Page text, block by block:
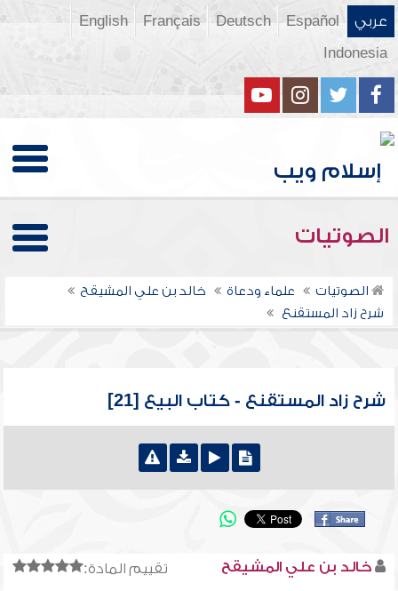
عربي Español
Deutsch
Français
English
Indonesia
الصوتيات
الصوتيات علماء ودعاة
خالد بن علي المشيقح
شرح زاد المستقنع
شرح زاد المستقنع - كتاب البيع [21]
تقييم المادة: خالد بن علي المشيقح